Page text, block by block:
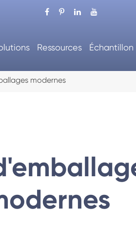
Machine à
Ressources Échantillon
modernes